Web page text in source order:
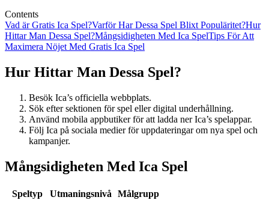
Contents
Vad är Gratis Ica Spel?Varför Har Dessa Spel Blixt Populäritet?Hur
Hittar Man Dessa Spel?Mångsidigheten Med Ica SpelTips För Att
Maximera Nöjet Med Gratis Ica Spel
Hur Hittar Man Dessa Spel?
Besök Ica’s officiella webbplats.
Sök efter sektionen för spel eller digital underhållning.
Använd mobila appbutiker för att ladda ner Ica’s spelappar.
Följ Ica på sociala medier för uppdateringar om nya spel och
kampanjer.
Mångsidigheten Med Ica Spel
Speltyp Utmaningsnivå
Målgrupp